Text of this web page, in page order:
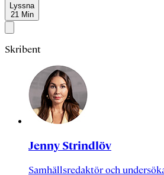
Lyssna
21 Min
Skribent
Jenny Strindlöv
Samhällsredaktör och